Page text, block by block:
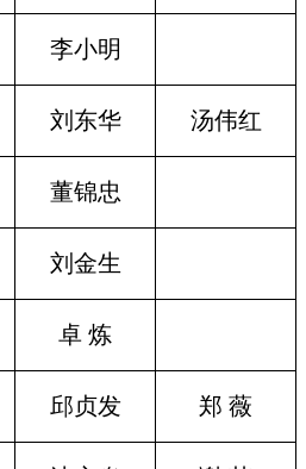
李小明
刘东华 汤伟红
董锦忠
刘金生
卓 炼
邱贞发 郑 薇